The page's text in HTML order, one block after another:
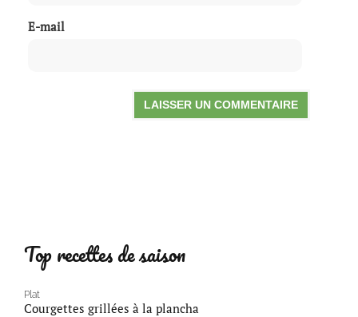
E-mail
Top recettes de saison
Plat
Courgettes grillées à la plancha